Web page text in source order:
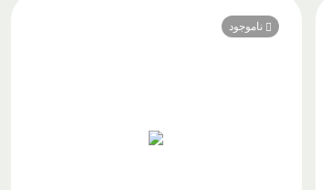
ناموجود